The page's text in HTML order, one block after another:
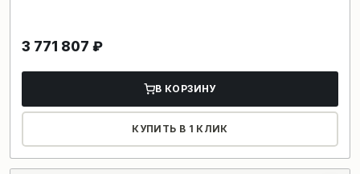
3 771 807 ₽
В КОРЗИНУ
КУПИТЬ В 1 КЛИК